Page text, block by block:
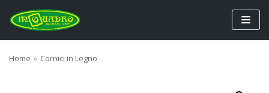
Vai
al
contenuto
Home » Cornici in Legno